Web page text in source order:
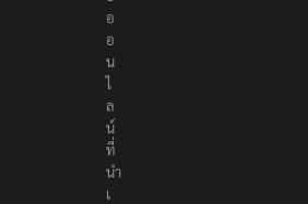
อ
อ
อ
น
ไ
ล
น์
ที่
นำ